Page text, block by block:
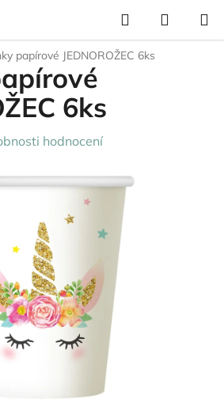
Hledat
KOŠÍK
papírové JEDNOROŽEC 6ks
6ks
hodnocení